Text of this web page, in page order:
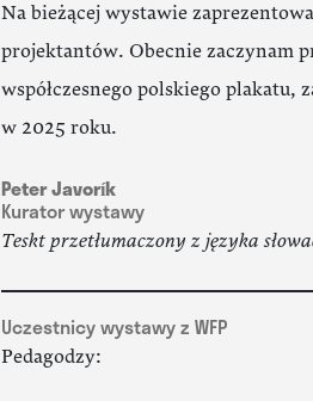
Na bieżącej wystawie
projektantów. Obecnie zaczynam
współczesnego polskiego plakatu,
w 2025 roku.
Peter Javorík
Kurator wystawy
Teskt przetłumaczony z języka
Uczestnicy wystawy z WFP
Pedagodzy: